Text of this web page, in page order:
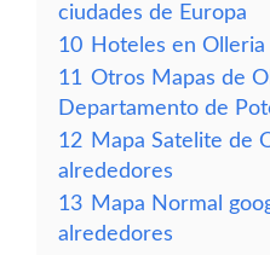
ciudades de Europa
10 Hoteles en
11 Otros Mapas de
Departamento de
12 Mapa Satelite de
alrededores
13 Mapa Normal
alrededores